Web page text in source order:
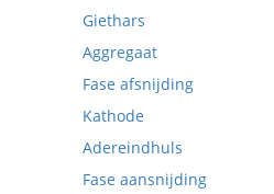
Giethars
Aggregaat
Fase afsnijding
Kathode
Adereindhuls
Fase aansnijding